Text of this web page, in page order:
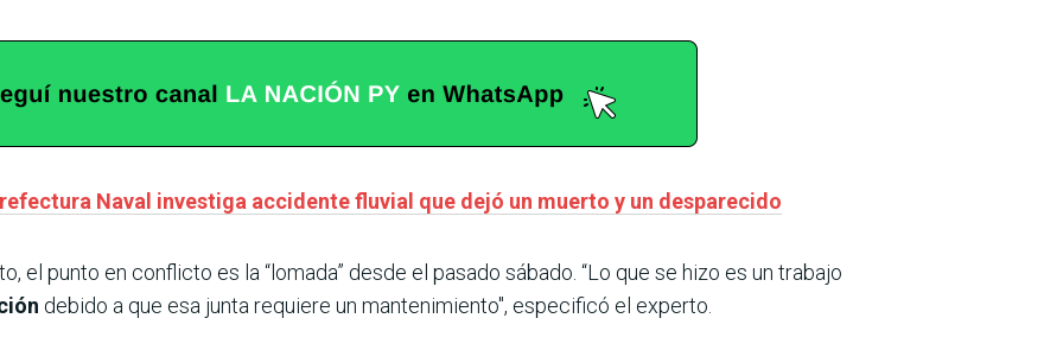
Naval investiga accidente fluvial que dejó un muerto y un desparecido
el punto en conflicto es la “lomada” desde el pasado sábado. “Lo que se hizo es un trabajo
debido a que esa junta requiere un mantenimiento", especificó el experto.